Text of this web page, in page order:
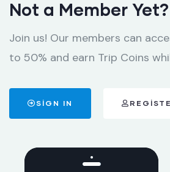
Not a Member Yet?
Join us! Our members can
to 50% and earn Trip Coins
SIGN IN